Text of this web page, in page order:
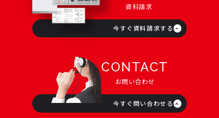
資料請求
今すぐ資料請求する
CONTACT
お問い合わせ
今すぐ問い合わせる